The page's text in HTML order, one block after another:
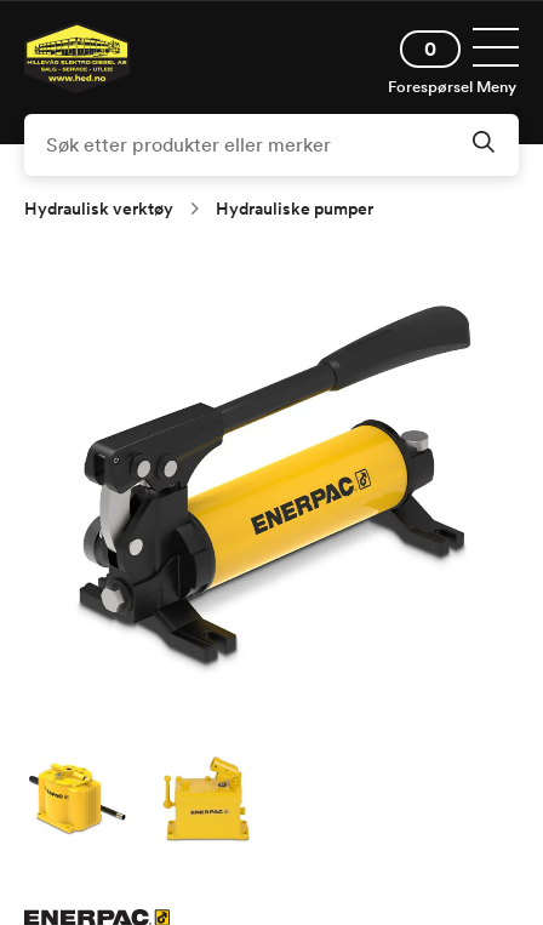
hovedinnhold
0
Forespørsel Meny
Hydraulisk verktøy Hydrauliske pumper